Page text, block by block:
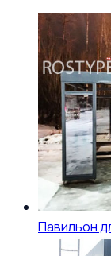
Павильон